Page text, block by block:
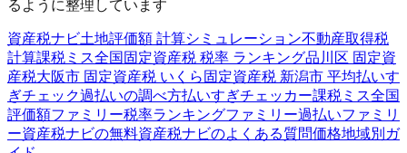
るように整理しています
資産税ナビ土地評価額 計算シミュレーション不動産取得税
計算課税ミス全国 固定資産税 税率 ランキング品川区 固定資
産税大阪市 固定資産税 いくら 固定資産税 新潟市 平均払いす
ぎチェック過払いの調べ方払いすぎチェッカー課税ミス全国
評価額ファミリー税率ランキングファミリー過払いファミリ
ー資産税ナビの無料資産税ナビのよくある質問価格地域別ガ